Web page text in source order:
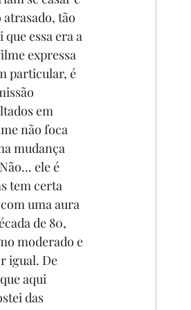
atrasado, tão
essa era a
expressa
particular, é
em
não foca
mudança
ele é
tem certa
uma aura
de 80,
moderado e
igual. De
aqui
das